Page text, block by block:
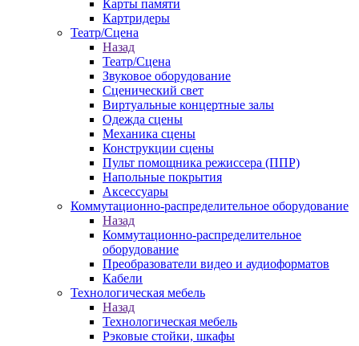
Карты памяти
Картридеры
Театр/Сцена
Назад
Театр/Сцена
Звуковое оборудование
Сценический свет
Виртуальные концертные залы
Одежда сцены
Механика сцены
Конструкции сцены
Пульт помощника режиссера (ППР)
Напольные покрытия
Аксессуары
Коммутационно-распределительное оборудование
Назад
Коммутационно-распределительное
оборудование
Преобразователи видео и аудиоформатов
Кабели
Технологическая мебель
Назад
Технологическая мебель
Рэковые стойки, шкафы